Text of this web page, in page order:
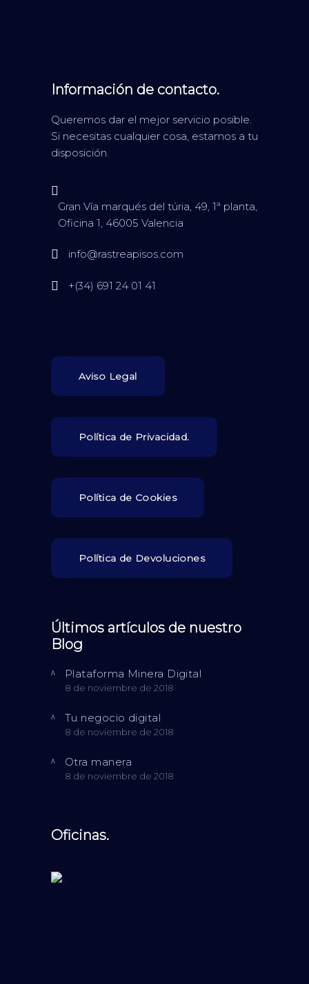
Información de contacto.
Queremos dar el mejor servicio posible.
Si necesitas cualquier cosa, estamos a tu
disposición.
Gran Vía marqués del túria, 49, 1ª planta,
Oficina 1, 46005 Valencia
info@rastreapisos.com
+(34) 691 24 01 41
Aviso Legal
Política de Privacidad.
Política de Cookies
Política de Devoluciones
Últimos artículos de nuestro
Blog
Plataforma Minera Digital
8 de noviembre de 2018
Tu negocio digital
8 de noviembre de 2018
Otra manera
8 de noviembre de 2018
Oficinas.